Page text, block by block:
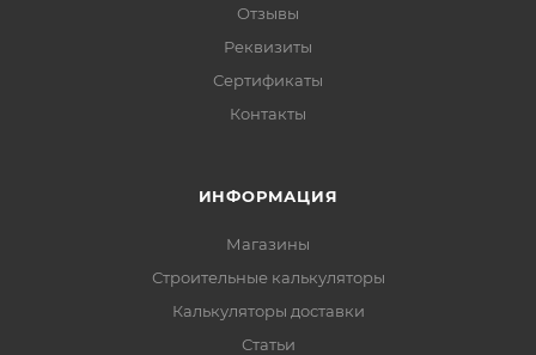
Отзывы
Реквизиты
Сертификаты
Контакты
ИНФОРМАЦИЯ
Магазины
Строительные калькуляторы
Калькуляторы доставки
Статьи